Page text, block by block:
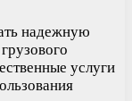
надежную
услуги